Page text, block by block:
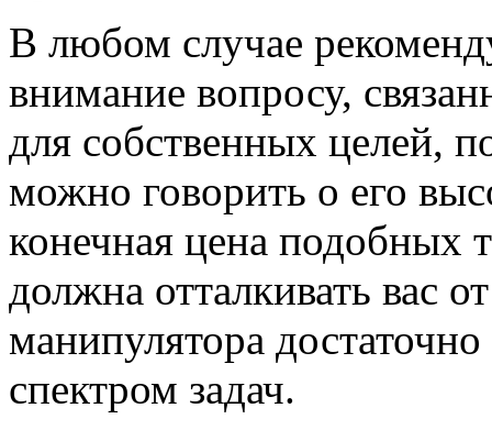
В любом случае
внимание вопросу,
для собственных целей,
можно говорить о его
конечная цена подобных
должна отталкивать вас
манипулятора
спектром задач.